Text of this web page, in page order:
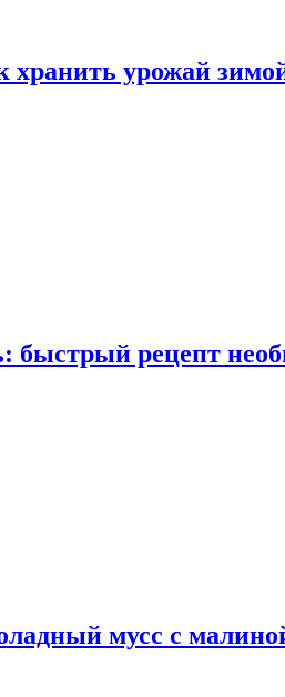
хранить урожай
быстрый рецепт
мусс с